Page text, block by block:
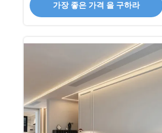
가장 좋은 가격 을 구하라